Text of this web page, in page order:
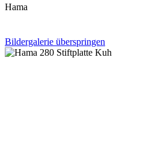
Hama
Bildergalerie überspringen